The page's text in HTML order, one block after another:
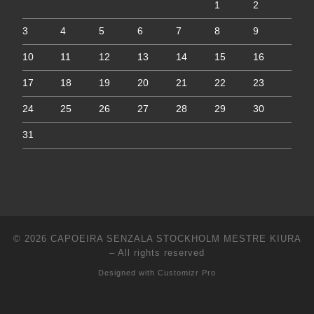
1 2
3 4 5 6 7 8 9
10 11 12 13 14 15 16
17 18 19 20 21 22 23
24 25 26 27 28 29 30
31
© 2026 CAPOEIRA SENZALA STOCKHOLM MESTRE KIURA
– All rights reserved
Designed with Customizr Pro